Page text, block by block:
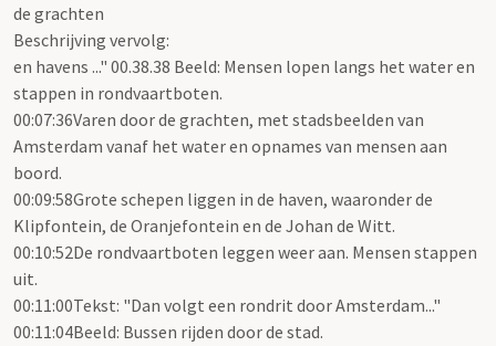
de grachten
Beschrijving vervolg:
en havens ..." 00.38.38 Beeld: Mensen lopen langs het water en
stappen in rondvaartboten.
00:07:36Varen door de grachten, met stadsbeelden van
Amsterdam vanaf het water en opnames van mensen aan
boord.
00:09:58Grote schepen liggen in de haven, waaronder de
Klipfontein, de Oranjefontein en de Johan de Witt.
00:10:52De rondvaartboten leggen weer aan. Mensen stappen
uit.
00:11:00Tekst: "Dan volgt een rondrit door Amsterdam..."
00:11:04Beeld: Bussen rijden door de stad.